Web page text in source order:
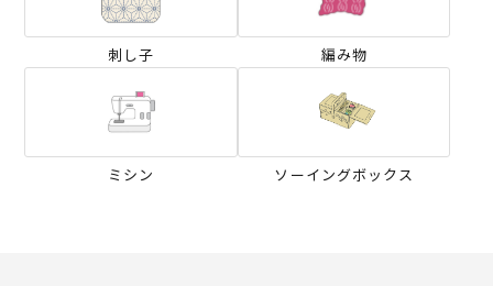
刺し子 編み物
ミシン ソーイングボックス